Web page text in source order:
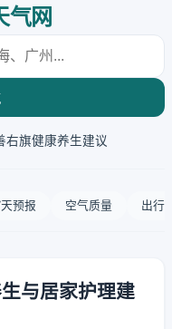
网
右旗健康养生建议
预报 空气质量 出行
与居家护理建